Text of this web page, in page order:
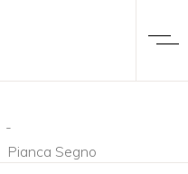
-
Pianca Segno